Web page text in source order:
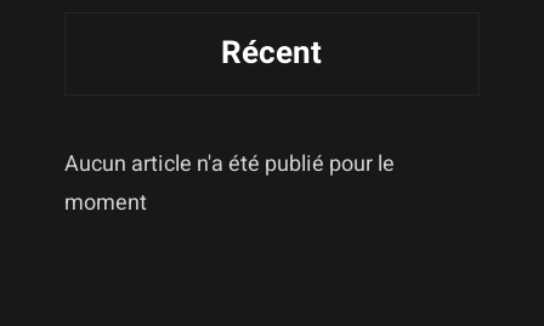
Récent
Aucun article n'a été publié pour le
moment